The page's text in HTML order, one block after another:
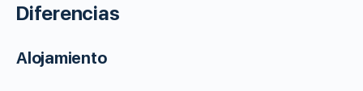
Diferencias
Alojamiento